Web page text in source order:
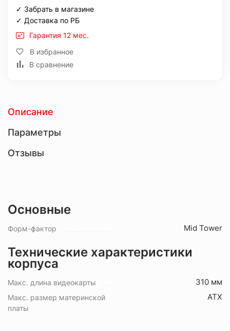
✓ Забрать в магазине
✓ Доставка по РБ
Гарантия 12 мес.
В избранное
В сравнение
Описание
Параметры
Отзывы
Основные
Форм-фактор Mid Tower
Технические характеристики
корпуса
Макс. длина видеокарты 310 мм
Макс. размер материнской
платы
ATX